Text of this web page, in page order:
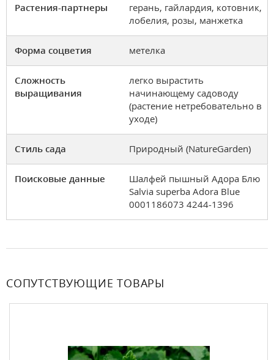
Растения-партнеры
герань, гайлардия, котовник,
лобелия, розы, манжетка
Форма соцветия метелка
Сложность
выращивания
легко вырастить
начинающему садоводу
(растение нетребовательно в
уходе)
Стиль сада Природный (NatureGarden)
Поисковые данные
Шалфей пышный Адора Блю
Salvia superba Adora Blue
0001186073 4244-1396
СОПУТСТВУЮЩИЕ ТОВАРЫ